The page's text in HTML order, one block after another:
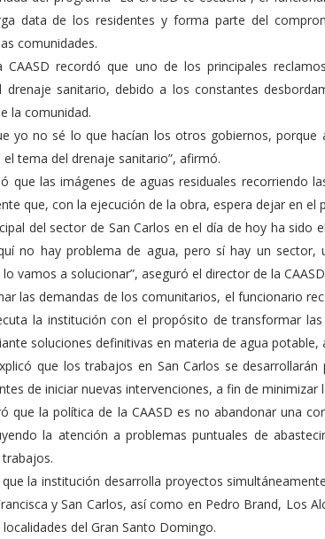
data de los residentes y forma parte del
comunidades.
CAASD recordó que uno de los principales
drenaje sanitario, debido a los constantes
la comunidad.
yo no sé lo que hacían los otros gobiernos,
tema del drenaje sanitario”, afirmó.
que las imágenes de aguas residuales recorriendo
que, con la ejecución de la obra, espera dejar en el
del sector de San Carlos en el día de hoy ha
no hay problema de agua, pero sí hay un sector,
vamos a solucionar”, aseguró el director de la
las demandas de los comunitarios, el funcionario
la institución con el propósito de transformar
soluciones definitivas en materia de agua potable,
que los trabajos en San Carlos se
de iniciar nuevas intervenciones, a fin de minimizar
que la política de la CAASD es no abandonar una
la atención a problemas puntuales de
la institución desarrolla proyectos
y San Carlos, así como en Pedro Brand, Los
del Gran Santo Domingo.